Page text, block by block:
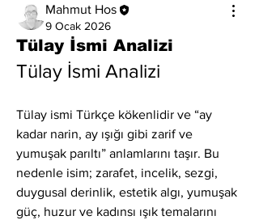
Mahmut Hos
9 Ocak 2026
Tülay İsmi Analizi
Tülay İsmi Analizi
Tülay ismi Türkçe kökenlidir ve “ay
kadar narin, ay ışığı gibi zarif ve
yumuşak parıltı” anlamlarını taşır. Bu
nedenle isim; zarafet, incelik, sezgi,
duygusal derinlik, estetik algı, yumuşak
güç, huzur ve kadınsı ışık temalarını